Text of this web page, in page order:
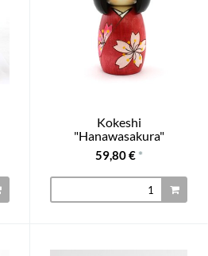
Kokeshi
"Hanawasakura"
59,80 € *